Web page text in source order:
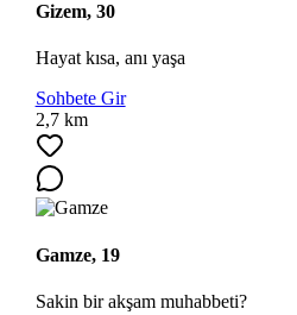
Gizem, 30
Hayat kısa, anı yaşa
Sohbete Gir
2,7 km
Gamze, 19
Sakin bir akşam muhabbeti?